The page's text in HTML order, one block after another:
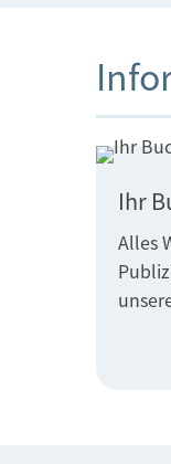
Ihr
Alles